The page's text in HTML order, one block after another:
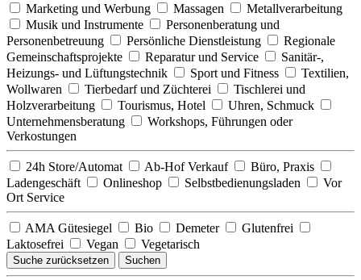
Marketing und Werbung
Massagen
Metallverarbeitung
Musik und Instrumente
Personenberatung und
Personenbetreuung
Persönliche Dienstleistung
Regionale
Gemeinschaftsprojekte
Reparatur und Service
Sanitär-,
Heizungs- und Lüftungstechnik
Sport und Fitness
Textilien,
Wollwaren
Tierbedarf und Züchterei
Tischlerei und
Holzverarbeitung
Tourismus, Hotel
Uhren, Schmuck
Unternehmensberatung
Workshops, Führungen oder
Verkostungen
24h Store/Automat Ab-Hof Verkauf
Büro, Praxis
Ladengeschäft
Onlineshop Selbstbedienungsladen
Vor
Ort Service
AMA Gütesiegel Bio Demeter
Glutenfrei
Laktosefrei
Vegan Vegetarisch
Suche zurücksetzen Suchen